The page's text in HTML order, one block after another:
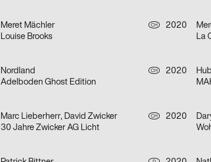
Meret Mächler CH
2020
Louise Brooks
La
Nordland CH
2020
Adelboden Ghost Edition
Marc Lieberherr, David Zwicker CH
2020
30 Jahre Zwicker AG Licht